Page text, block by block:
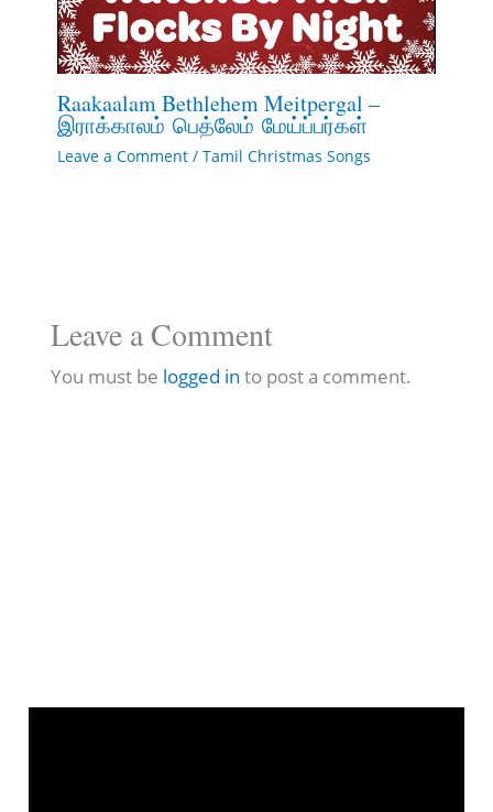
Raakaalam Bethlehem Meitpergal –
இராக்காலம் பெத்லேம் மேய்ப்பர்கள்
Leave a Comment / Tamil Christmas Songs
Leave a Comment
You must be logged in to post a comment.